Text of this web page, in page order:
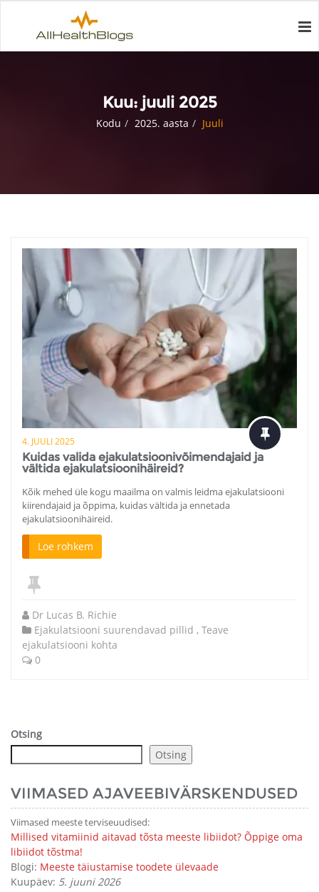
Kuu: juuli 2025
Kodu 2025. aasta Juuli
4. JUULI 2025
Kuidas valida ejakulatsioonivõimendajaid ja
vältida ejakulatsioonihäireid?
Kõik mehed üle kogu maailma on valmis leidma ejakulatsiooni
kiirendajaid ja õppima, kuidas vältida ja ennetada
ejakulatsioonihäireid.
Loe rohkem
Dr Lucas B. Richie
Ejakulatsiooni suurendavad pillid , Teave
ejakulatsiooni kohta
0
Otsing
Otsing
VIIMASED AJAVEEBIVÄRSKENDUSED
Viimased meeste terviseuudised:
Millised vitamiinid aitavad tõsta meeste libiidot? Õppige oma
libiidot tõstma!
Blogi: Meeste täiustamise toodete ülevaade
Kuupäev: 5. juuni 2026